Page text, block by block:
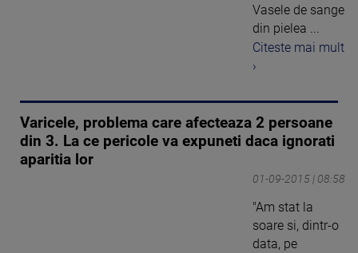
Vasele de sange
din pielea ...
Citeste mai mult
›
Varicele, problema care afecteaza 2 persoane
din 3. La ce pericole va expuneti daca ignorati
aparitia lor
01-09-2015 | 08:58
"Am stat la
soare si, dintr-o
data, pe